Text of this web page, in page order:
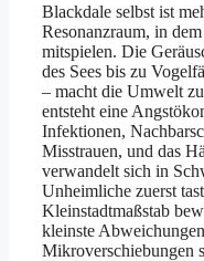
Blackdale selbst ist
Resonanzraum, in
mitspielen. Die
des Sees bis zu
– macht die Umwelt
entsteht eine
Infektionen,
Misstrauen, und das
verwandelt sich in
Unheimliche zuerst
Kleinstadtmaßstab
kleinste
Mikroverschiebungen